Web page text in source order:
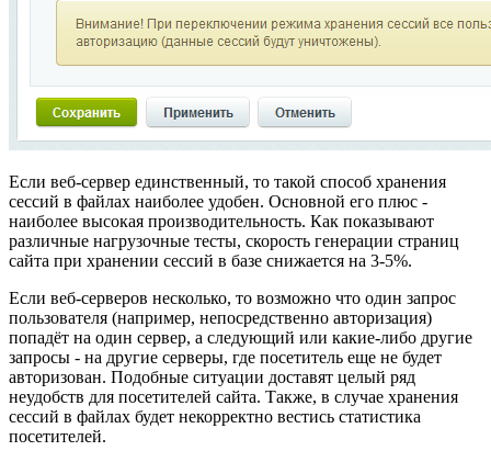
Если веб-сервер единственный, то такой способ хранения
сессий в файлах наиболее удобен. Основной его плюс -
наиболее высокая производительность. Как показывают
различные нагрузочные тесты, скорость генерации страниц
сайта при хранении сессий в базе снижается на 3-5%.
Если веб-серверов несколько, то возможно что один запрос
пользователя (например, непосредственно авторизация)
попадёт на один сервер, а следующий или какие-либо другие
запросы - на другие серверы, где посетитель еще не будет
авторизован. Подобные ситуации доставят целый ряд
неудобств для посетителей сайта. Также, в случае хранения
сессий в файлах будет некорректно вестись статистика
посетителей.